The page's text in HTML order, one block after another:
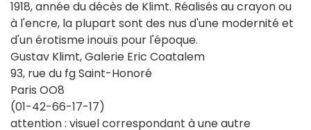
1918, année du décès de Klimt. Réalisés au crayon ou
à l'encre, la plupart sont des nus d'une modernité et
d'un érotisme inouïs pour l'époque.
Gustav Klimt, Galerie Eric Coatalem
93, rue du fg Saint-Honoré
Paris OO8
(01-42-66-17-17)
attention : visuel correspondant à une autre